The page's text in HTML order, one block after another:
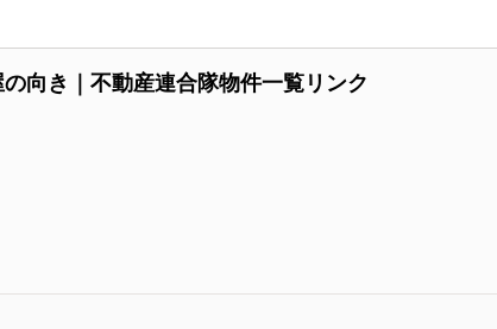
向き｜不動産連合隊物件一覧リンク